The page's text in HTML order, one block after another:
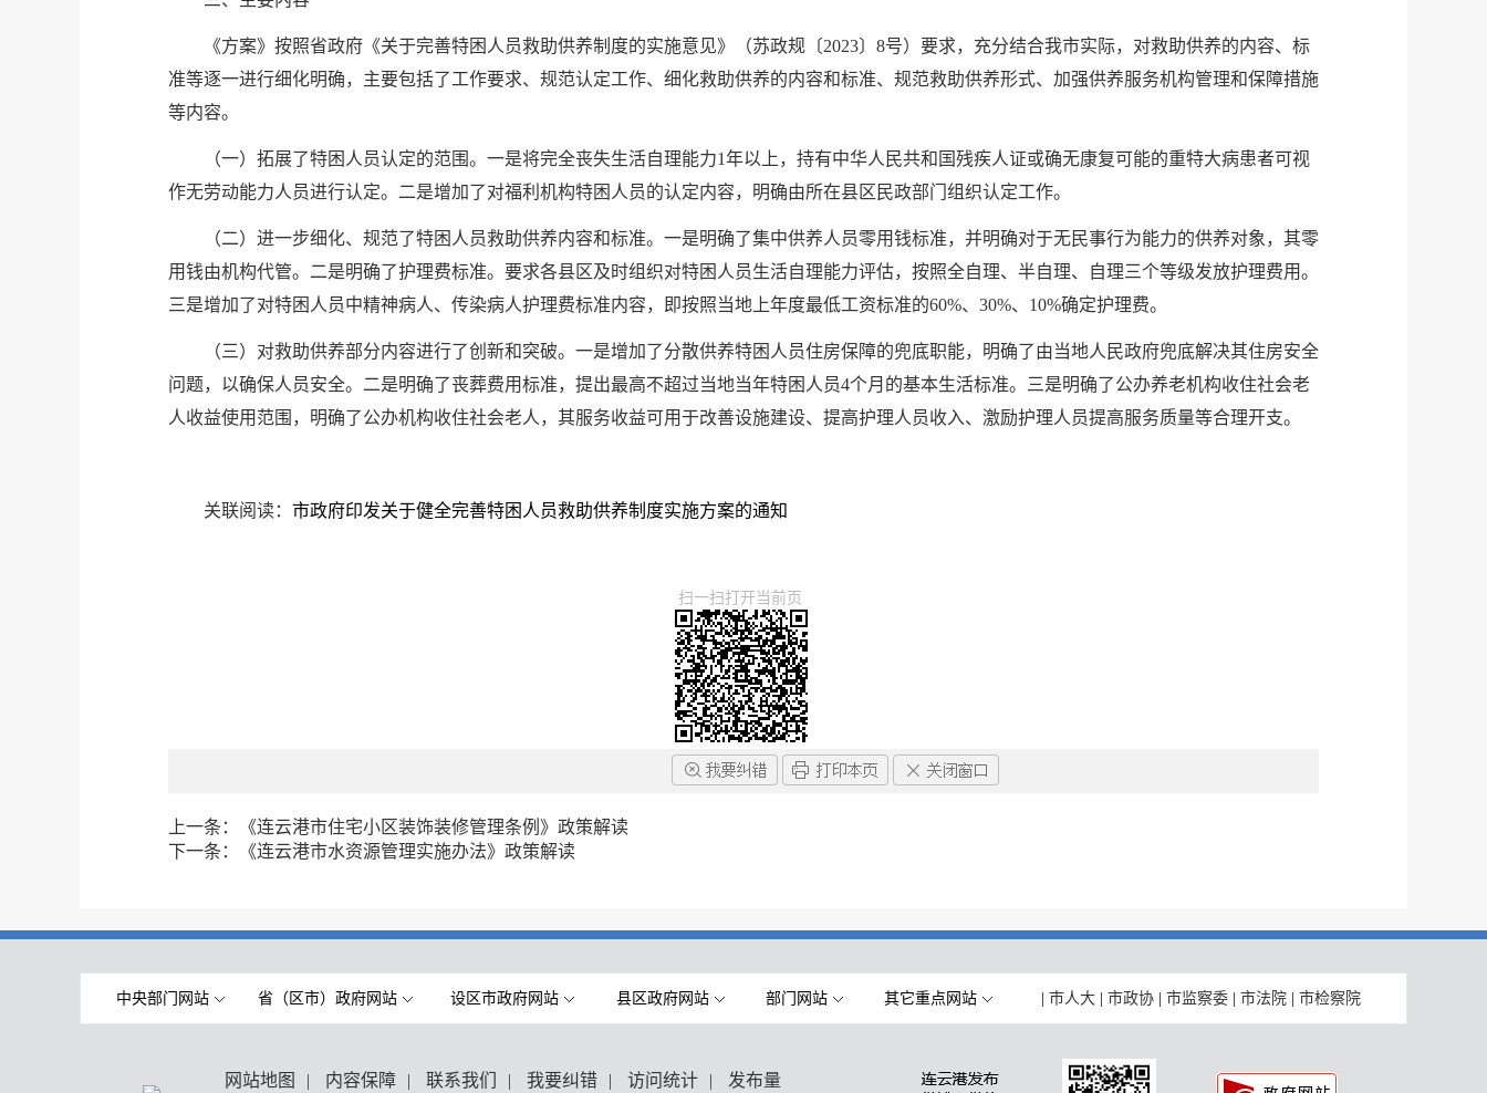
《方案》按照省政府《关于完善特困人员救助供养制度的实施意见》（苏政规〔2023〕8号）要求，充分结合我市实际，对救助供养的内容、标
准等逐一进行细化明确，主要包括了工作要求、规范认定工作、细化救助供养的内容和标准、规范救助供养形式、加强供养服务机构管理和保障措施
等内容。
（一）拓展了特困人员认定的范围。一是将完全丧失生活自理能力1年以上，持有中华人民共和国残疾人证或确无康复可能的重特大病患者可视
作无劳动能力人员进行认定。二是增加了对福利机构特困人员的认定内容，明确由所在县区民政部门组织认定工作。
（二）进一步细化、规范了特困人员救助供养内容和标准。一是明确了集中供养人员零用钱标准，并明确对于无民事行为能力的供养对象，其零
用钱由机构代管。二是明确了护理费标准。要求各县区及时组织对特困人员生活自理能力评估，按照全自理、半自理、自理三个等级发放护理费用。
三是增加了对特困人员中精神病人、传染病人护理费标准内容，即按照当地上年度最低工资标准的60%、30%、10%确定护理费。
（三）对救助供养部分内容进行了创新和突破。一是增加了分散供养特困人员住房保障的兜底职能，明确了由当地人民政府兜底解决其住房安全
问题，以确保人员安全。二是明确了丧葬费用标准，提出最高不超过当地当年特困人员4个月的基本生活标准。三是明确了公办养老机构收住社会老
人收益使用范围，明确了公办机构收住社会老人，其服务收益可用于改善设施建设、提高护理人员收入、激励护理人员提高服务质量等合理开支。
关联阅读： 市政府印发关于健全完善特困人员救助供养制度实施方案的通知
扫一扫打开当前页
上一条：
《连云港市住宅小区装饰装修管理条例》政策解读
下一条：
《连云港市水资源管理实施办法》政策解读
中央部门网站 省（区市）政府网站 设区市政府网站 县区政府网站 部门网站 其它重点网站 市人大 市政协 市监察委 市法院 市检察院
网站地图 | 内容保障 | 联系我们 | 我要纠错 | 访问统计 | 发布量